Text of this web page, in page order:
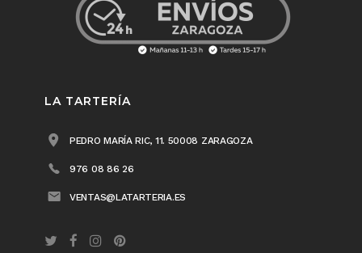
LA TARTERÍA
PEDRO MARÍA RIC, 11. 50008 ZARAGOZA
976 08 86 26
VENTAS@LATARTERIA.ES